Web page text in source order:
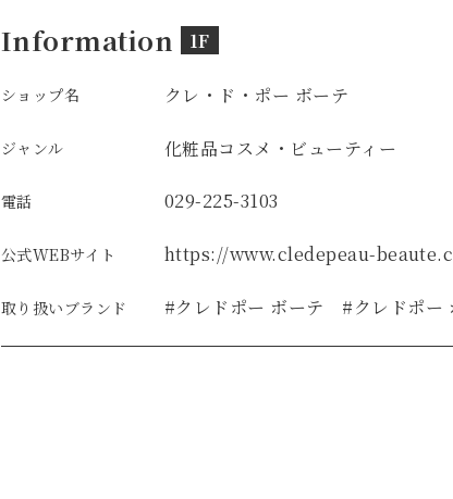
Information 1F
ショップ名 クレ・ド・ポー ボーテ
ジャンル 化粧品コスメ・ビューティー
電話 029-225-3103
公式WEBサイト https://www.cledepeau-
取り扱いブランド #クレドポー ボーテ #クレドポー